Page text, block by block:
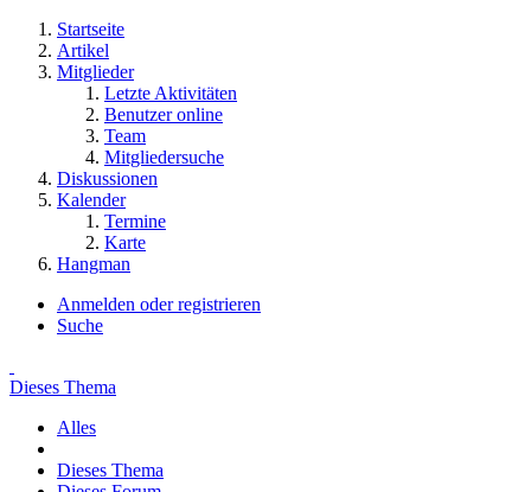
Startseite
Artikel
Mitglieder
Letzte Aktivitäten
Benutzer online
Team
Mitgliedersuche
Diskussionen
Kalender
Termine
Karte
Hangman
Anmelden oder registrieren
Suche
Dieses Thema
Alles
Dieses Thema